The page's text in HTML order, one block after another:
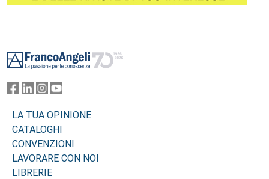
LA TUA OPINIONE
CATALOGHI
CONVENZIONI
LAVORARE CON NOI
LIBRERIE